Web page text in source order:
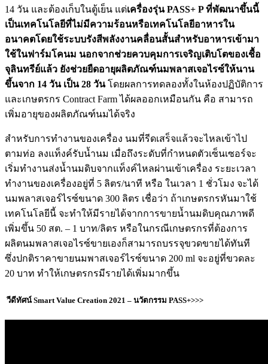
14 วัน และต้องเก็บในตู้เย็น แต่เครื่องรุ่น PASS+ P ที่พัฒนาขึ้นนี้
เป็นเทคโนโลยีที่ไม่มีความร้อนหรือเทคโนโลยีอาหารใน
อนาคตโดยใช้ระบบรังสีพลังงานคลื่อนสั้นสำหรับอาหารเข้ามา
ใช้ในฟาร์มโคนม นอกจากช่วยควบคุมการเจริญเติบโตของเชื้อ
จุลินทรีย์แล้ว ยังช่วยยืดอายุผลิตภัณฑ์นมพลาสเจอไรซ์ให้นาน
ขึ้นจาก 14 วัน เป็น 28 วันโดยผลการทดลองทั้งในห้องปฏิบัติการ
และเกษตรกร Contract Farmได้ผลออกเหมือนกัน คือ สามารถ
เพิ่มอายุของผลิตภัณฑ์นมได้จริง
สำหรับการทำงานของเครื่อง นมที่รีดเสร็จแล้วจะไหลเข้าไป
ตามท่อ ลงแท็งค์รับน้ำนม เมื่อถึงระดับที่กำหนดตัวเซ็นเซอร์จะ
เริ่มทำงานส่งน้ำนมดิบจากแท็งค์ไหลผ่านเข้าเครื่อง ระยะเวลา
ทำงานของเครื่องอยู่ที่ 5 ลิตร/นาที หรือ ในเวลา 1 ชั่วโมง จะได้
นมพลาสเจอร์ไรซ์ขนาด 300 ลิตร เชื่อว่า ถ้าเกษตรกรหันมาใช้
เทคโนโลยีนี้ จะทำให้มีรายได้จากการขายน้ำนมดิบคุณภาพดี
เพิ่มขึ้น 50 สต. – 1 บาท/ลิตร หรือในกรณีเกษตรกรที่ต้องการ
ผลิตนมพลาสเจอไรซ์ขายเองก็สามารถบรรจุขวดขายได้ทันที
ซึ่งปกติราคาขายนมพาสเจอร์ไรซ์ขนาด 200 ml จะอยู่ที่ขวดละ
20 บาท ทำให้เกษตรกรมีรายได้เพิ่มมากขึ้น
วีดีทัศน์ Smart Value Creation 2021 – นวัตกรรม PASS+>>>